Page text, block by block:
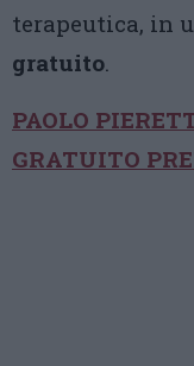
terapeutica, in
gratuito.
PAOLO
GRATUITO